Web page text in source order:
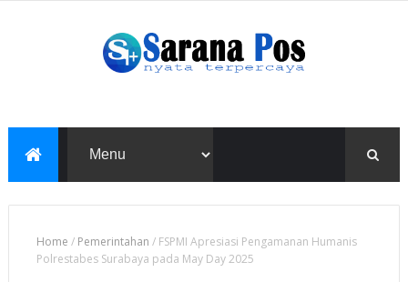
Home / Pemerintahan / FSPMI Apresiasi Pengamanan Humanis
Polrestabes Surabaya pada May Day 2025